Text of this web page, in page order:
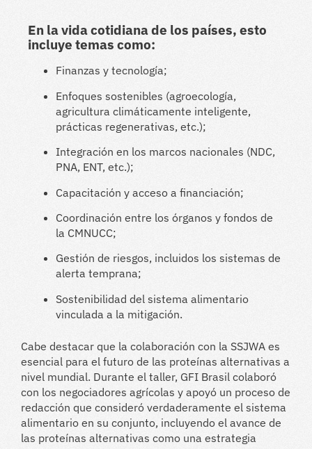
En la vida cotidiana de los países, esto
incluye temas como:
Finanzas y tecnología;
Enfoques sostenibles (agroecología,
agricultura climáticamente inteligente,
prácticas regenerativas, etc.);
Integración en los marcos nacionales (NDC,
PNA, ENT, etc.);
Capacitación y acceso a financiación;
Coordinación entre los órganos y fondos de
la CMNUCC;
Gestión de riesgos, incluidos los sistemas de
alerta temprana;
Sostenibilidad del sistema alimentario
vinculada a la mitigación.
Cabe destacar que la colaboración con la SSJWA es
esencial para el futuro de las proteínas alternativas a
nivel mundial. Durante el taller, GFI Brasil colaboró ​​
con los negociadores agrícolas y apoyó un proceso de
redacción que consideró verdaderamente el sistema
alimentario en su conjunto, incluyendo el avance de
las proteínas alternativas como una estrategia